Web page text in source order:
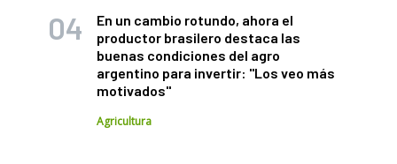
En un cambio rotundo, ahora el
productor brasilero destaca las
buenas condiciones del agro
argentino para invertir: "Los veo más
motivados"
Agricultura